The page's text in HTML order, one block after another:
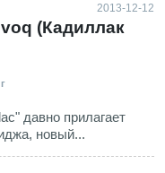
2013-12-12
(Кадиллак
давно прилагает
новый...